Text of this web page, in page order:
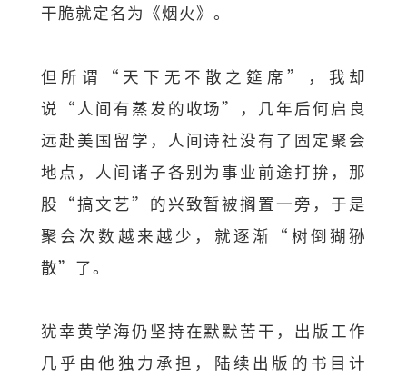
干脆就定名为《烟火》。
但所谓“天下无不散之筵席”，我却
说“人间有蒸发的收场”，几年后何启良
远赴美国留学，人间诗社没有了固定聚会
地点，人间诸子各别为事业前途打拚，那
股“搞文艺”的兴致暂被搁置一旁，于是
聚会次数越来越少，就逐渐“树倒猢狲
散”了。
犹幸黄学海仍坚持在默默苦干，出版工作
几乎由他独力承担，陆续出版的书目计